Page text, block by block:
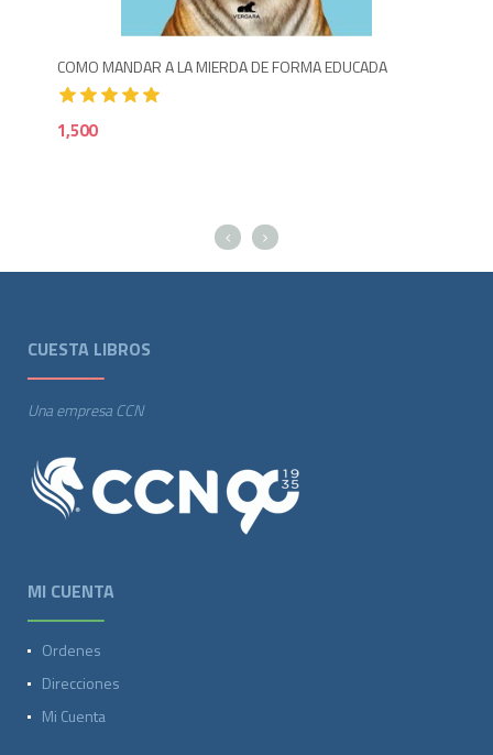
COMO MANDAR A LA MIERDA DE FORMA EDUCADA
1,500
CUESTA LIBROS
Una empresa CCN
MI CUENTA
Ordenes
Direcciones
Mi Cuenta